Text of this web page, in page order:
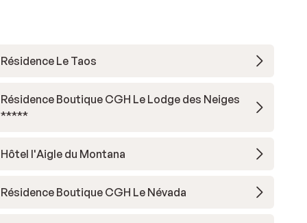
Résidence Le Taos
Résidence Boutique CGH Le Lodge des Neiges
*****
Hôtel l'Aigle du Montana
Résidence Boutique CGH Le Névada